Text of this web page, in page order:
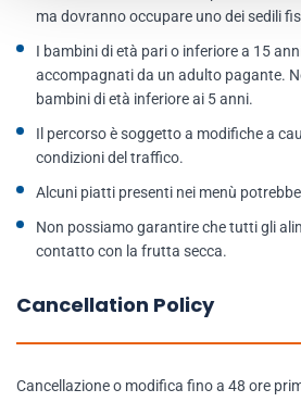
ma dovranno occupare uno dei sedili
I bambini di età pari o inferiore a 15
accompagnati da un adulto pagante.
bambini di età inferiore ai 5 anni.
Il percorso è soggetto a modifiche a
condizioni del traffico.
Alcuni piatti presenti nei menù
Non possiamo garantire che tutti gli
contatto con la frutta secca.
Cancellation Policy
Cancellazione o modifica fino a 48 ore